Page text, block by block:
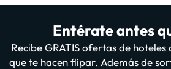
Entérate antes
Recibe GRATIS ofertas de hoteles
que te hacen flipar. Además de